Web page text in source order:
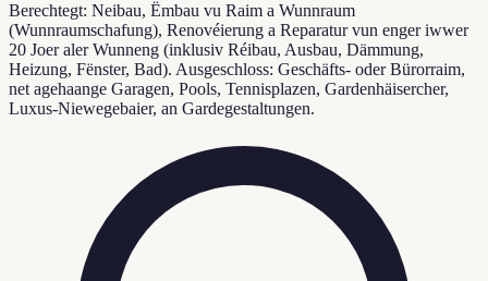
Berechtegt: Neibau, Ëmbau vu Raim a Wunnraum
(Wunnraumschafung), Renovéierung a Reparatur vun enger iwwer
20 Joer aler Wunneng (inklusiv Réibau, Ausbau, Dämmung,
Heizung, Fënster, Bad). Ausgeschloss: Geschäfts- oder Bürorraim,
net agehaange Garagen, Pools, Tennisplazen, Gardenhäisercher,
Luxus-Niewegebaier, an Gardegestaltungen.